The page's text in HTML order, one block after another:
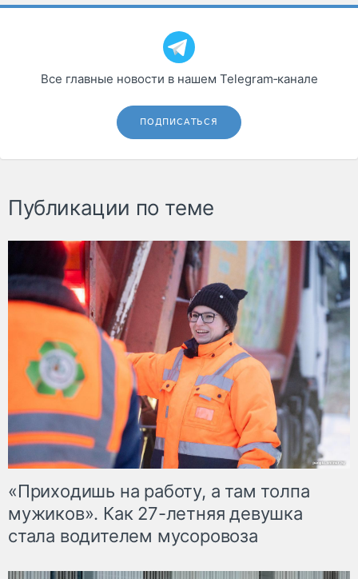
Все главные новости в нашем Telegram‑канале
ПОДПИСАТЬСЯ
Публикации по теме
«Приходишь на работу, а там толпа
мужиков». Как 27-летняя девушка
стала водителем мусоровоза